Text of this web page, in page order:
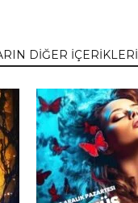
DİĞER İÇERİKLERİ